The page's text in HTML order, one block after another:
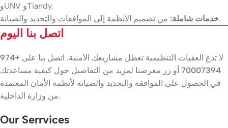
وUNV وTiandy.
خدمات شاملة:من تصميم الأنظمة إلى الموافقات والتجديد والصيانة.
اتصل بنا اليوم
لا تدع العقبات التنظيمية تعطل مشاريعك الأمنية. اتصل بنا على
+974
70007394 أو زر معرضنا لمزيد من التفاصيل حول كيفية مساعدتك
في الحصول على الموافقة والتجديد والصيانة لأنظمة الأمان المعتمدة
من وزارة الداخلية.
Our Serrvices